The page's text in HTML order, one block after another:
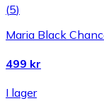
(5)
Maria Black
499 kr
I lager